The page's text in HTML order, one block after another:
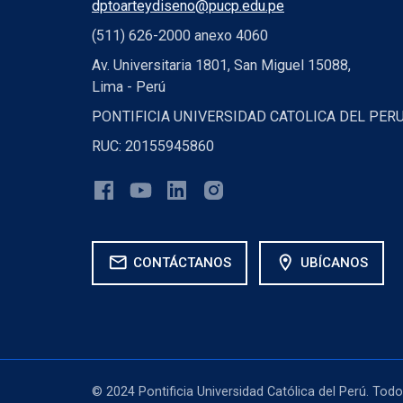
dptoarteydiseno@pucp.edu.pe
(511) 626-2000 anexo 4060
Av. Universitaria 1801, San Miguel 15088,
Lima - Perú
PONTIFICIA UNIVERSIDAD CATOLICA DEL
RUC: 20155945860
mail CONTÁCTANOS location_on UBÍCANOS
© 2024 Pontificia Universidad Católica del Perú.